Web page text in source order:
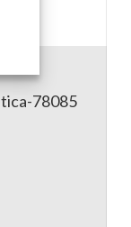
78085